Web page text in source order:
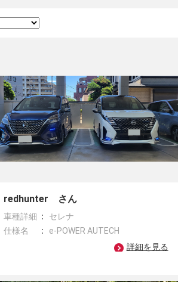
redhunter さん
車種詳細
セレナ
仕様名
e-POWER AUTECH
詳細を見る